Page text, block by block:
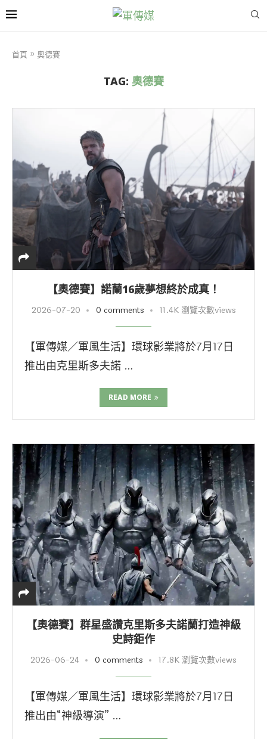
首頁 » 奧德賽
TAG: 奧德賽
【奧德賽】諾蘭16歲夢想終於成真！
2026-07-20 0 comments 11.4K 瀏覽次數views
【軍傳媒／軍風生活】環球影業將於7月17日
推出由克里斯多夫諾 …
READ MORE
【奧德賽】群星盛讚克里斯多夫諾蘭打造神級
史詩鉅作
2026-06-24 0 comments 17.8K 瀏覽次數views
【軍傳媒／軍風生活】環球影業將於7月17日
推出由“神級導演” …